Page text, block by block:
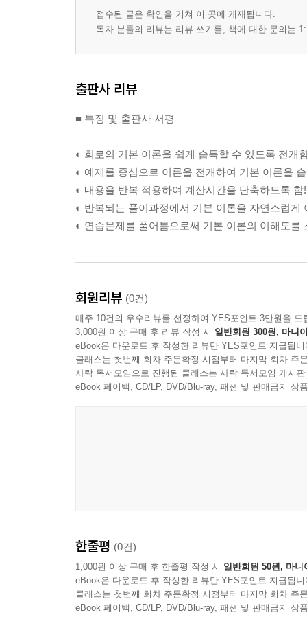
3. 전압 분배 법칙
연습문제
Chapter 04 병렬 회로
2. 직병렬 회로에서의 전류
3. 직병렬 회로에서의 전압
4. 부하시 전압
5. 사다리형 회로망
6. 휘트스톤 브리지
연습문제
Chapter 07 회로 정리와 변환
2. 노튼의 정리
3. 밀만의 정리
4. 최대 전력 전달 이론
접수된 글은 확인을 거쳐 이 곳에 게재됩니다.
독자 분들의 리뷰는 리뷰 쓰기를, 책에 대한 문의는
출판사 리뷰
■ 특징 및 출판사 서평
◐ 회로의 기본 이론을 쉽게 습득할 수 있도록 전개
◐ 예제를 중심으로 이론을 전개하여 기본 이론을
◐ 내용을 반복 적용하여 계산시간을 단축하도록 함!
◐ 반복되는 풀이과정에서 기본 이론을 자연스럽게
◐ 연습문제를 풀어봄으로써 기본 이론의 이해도를
회원리뷰 (0건)
매주 10건의 우수리뷰를 선정하여 YES포인트 3만원을 드
3,000원 이상 구매 후 리뷰 작성 시 일반회원 300원, 마니
eBook은 다운로드 후 작성한 리뷰만 YES포인트 지급됩니
클래스는 첫번째 회차 주문확정 시점부터 마지막 회차 주
사락 독서모임으로 진행된 클래스는 사락 독서모임 게시
eBook 페이백, CD/LP, DVD/Blu-ray, 패션 및 판매금지 상
한줄평 (0건)
1,000원 이상 구매 후 한줄평 작성 시 일반회원 50원, 마니
eBook은 다운로드 후 작성한 리뷰만 YES포인트 지급됩니
클래스는 첫번째 회차 주문확정 시점부터 마지막 회차 주
eBook 페이백, CD/LP, DVD/Blu-ray, 패션 및 판매금지 상